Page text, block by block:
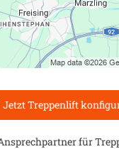
Jetzt Treppenlift
für